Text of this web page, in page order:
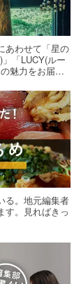
あわせて「星の
「LUCY(ルー
魅力をお届け
る。地元編集者
す。見ればきっ